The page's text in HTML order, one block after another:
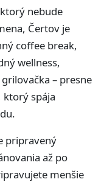
nebude
Čertov je
coffee break,
wellness,
– presne
spája
pripravený
až po
menšie